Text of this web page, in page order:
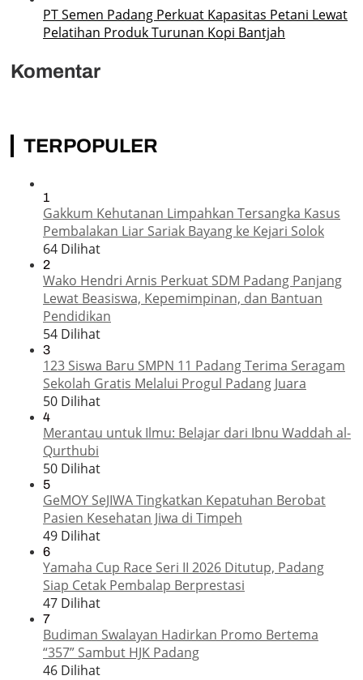
PT Semen Padang Perkuat Kapasitas Petani Lewat
Pelatihan Produk Turunan Kopi Bantjah
Komentar
TERPOPULER
1
Gakkum Kehutanan Limpahkan Tersangka Kasus
Pembalakan Liar Sariak Bayang ke Kejari Solok
64 Dilihat
2
Wako Hendri Arnis Perkuat SDM Padang Panjang
Lewat Beasiswa, Kepemimpinan, dan Bantuan
Pendidikan
54 Dilihat
3
123 Siswa Baru SMPN 11 Padang Terima Seragam
Sekolah Gratis Melalui Progul Padang Juara
50 Dilihat
4
Merantau untuk Ilmu: Belajar dari Ibnu Waddah al-
Qurthubi
50 Dilihat
5
GeMOY SeJIWA Tingkatkan Kepatuhan Berobat
Pasien Kesehatan Jiwa di Timpeh
49 Dilihat
6
Yamaha Cup Race Seri II 2026 Ditutup, Padang
Siap Cetak Pembalap Berprestasi
47 Dilihat
7
Budiman Swalayan Hadirkan Promo Bertema
“357” Sambut HJK Padang
46 Dilihat